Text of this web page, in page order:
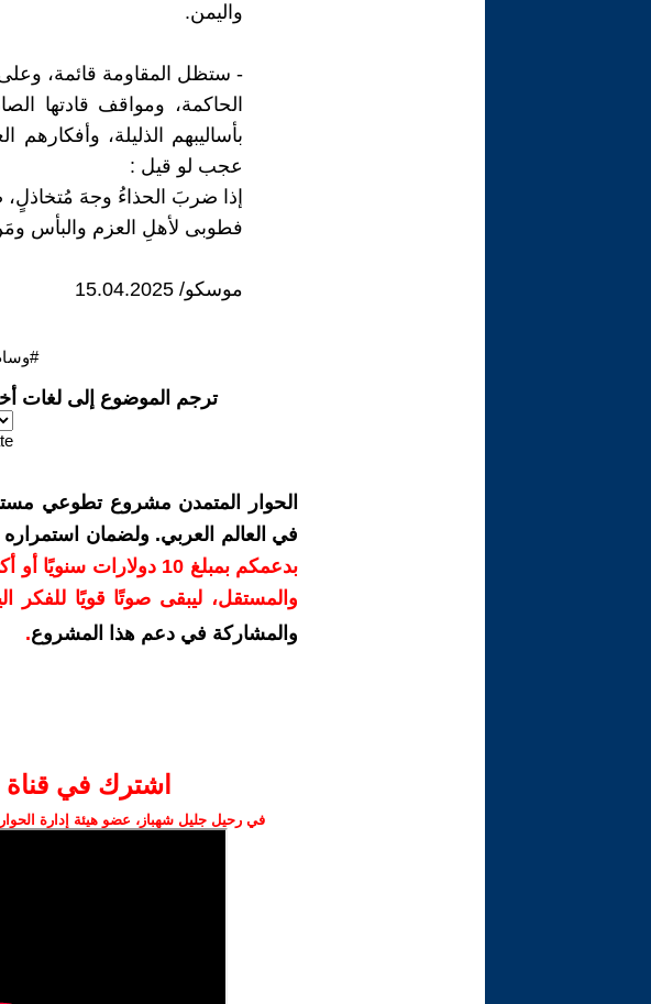
واليمن.
- ستظل المقاومة قائمة، وعلى
الحاكمة، ومواقف قادتها
بأساليبهم الذليلة،
عجب لو قيل :
إذا ضربَ الحذاءُ وجهَ
فطوبى لأهلِ العزم والبأس
موسكو/ 15.04.2025
ترجم الموضوع إلى لغات
الحوار المتمدن مشروع تطوعي
في العالم العربي. ولضمان
بدعمكم بمبلغ 10
والمستقل، ليبقى صوتًا قويًا للفكر
والمشاركة في دعم هذا المشروع.
اشترك في قناة
في رحيل جليل شهباز، عضو هيئة إدارة